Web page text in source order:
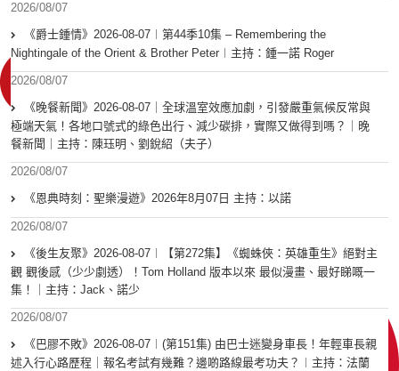
2026/08/07
《爵士鍾情》2026-08-07︱第44季10集 – Remembering the
Nightingale of the Orient & Brother Peter︱主持：鍾一諾 Roger
2026/08/07
《晚餐新聞》2026-08-07｜全球溫室效應加劇，引發嚴重氣候反常與
極端天氣！各地口號式的綠色出行、減少碳排，實際又做得到嗎？｜晚
餐新聞｜主持：陳珏明、劉銳紹（夫子）
2026/08/07
《恩典時刻：聖樂漫遊》2026年8月07日 主持：以諾
2026/08/07
《後生友聚》2026-08-07︱【第272集】《蜘蛛俠：英雄重生》絕對主
觀 觀後感（少少劇透）！Tom Holland 版本以來 最似漫畫、最好睇嘅一
集！｜主持：Jack、諾少
2026/08/07
《巴膠不敗》2026-08-07︱(第151集) 由巴士迷變身車長！年輕車長親
述入行心路歷程｜報名考試有幾難？邊啲路線最考功夫？︱主持：法蘭